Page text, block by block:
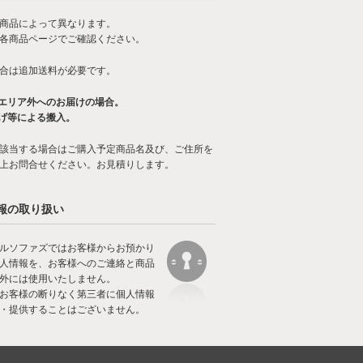
品によって異なります。
商品ページでご確認ください。
は追加送料が必要です。
リア外へのお届けの場合。
等による搬入。
該当する場合はご購入予定商品名及び、ご住所を
お問合せください。お見積りします。
の取り扱い
ソファズではお客様からお預かり
情報を、お客様へのご連絡と商品
には使用いたしません。
客様の断りなく第三者に個人情報
提供することはございません。